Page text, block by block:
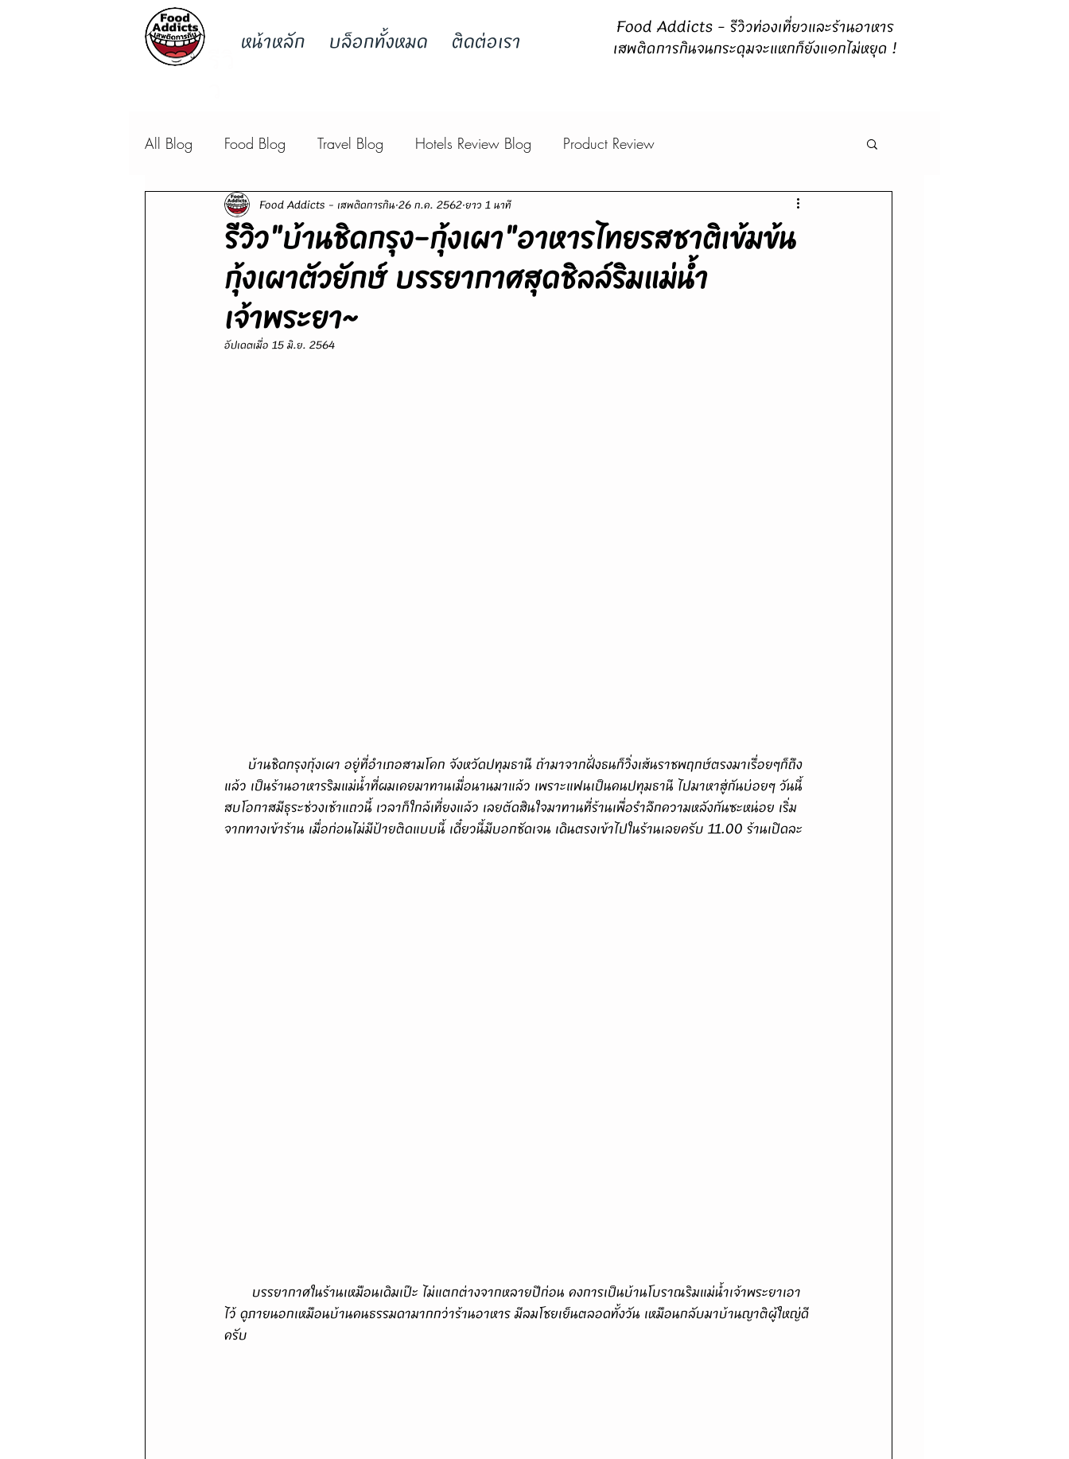
หน้าหลัก บล็อกทั้งหมด ติดต่อเรา
Food Addicts - รีวิวท่องเที่ยวและร้านอาหาร
เสพติดการกินจนกระดุมจะแหกก็ยังแ๑กไม่หยุด !
All Blog Food Blog Travel Blog Hotels Review Blog Product Review
รีวิว"บ้านชิดกรุง-กุ้งเผา"อาหารไทยรสชาติเข้มข้น
กุ้งเผาตัวยักษ์ บรรยากาศสุดชิลล์ริมแม่น้ำ
เจ้าพระยา~
Food Addicts - เสพติดการกิน 26 ก.ค. 2562ยาว 1 นาที
อัปเดตเมื่อ 15 มิ.ย. 2564
แล้ว เป็นร้านอาหารริมแม่น้ำที่ผมเคยมาทานเมื่อนานมาแล้ว เพราะแฟนเป็นคนปทุมธานี ไปมาหาสู่กันบ่อยๆ วันนี้
สบโอกาสมีธุระช่วงเช้าแถวนี้ เวลาก็ใกล้เที่ยงแล้ว เลยตัดสินใจมาทานที่ร้านเพื่อรำลึกความหลังกันซะหน่อย เริ่ม
จากทางเข้าร้าน เมื่อก่อนไม่มีป้ายติดแบบนี้ เดี๋ยวนี้มีบอกชัดเจน เดินตรงเข้าไปในร้านเลยครับ 11.00 ร้านเปิดละ
ไว้ ดูภายนอกเหมือนบ้านคนธรรมดามากกว่าร้านอาหาร มีลมโชยเย็นตลอดทั้งวัน เหมือนกลับมาบ้านญาติผู้ใหญ่ดี
ครับ